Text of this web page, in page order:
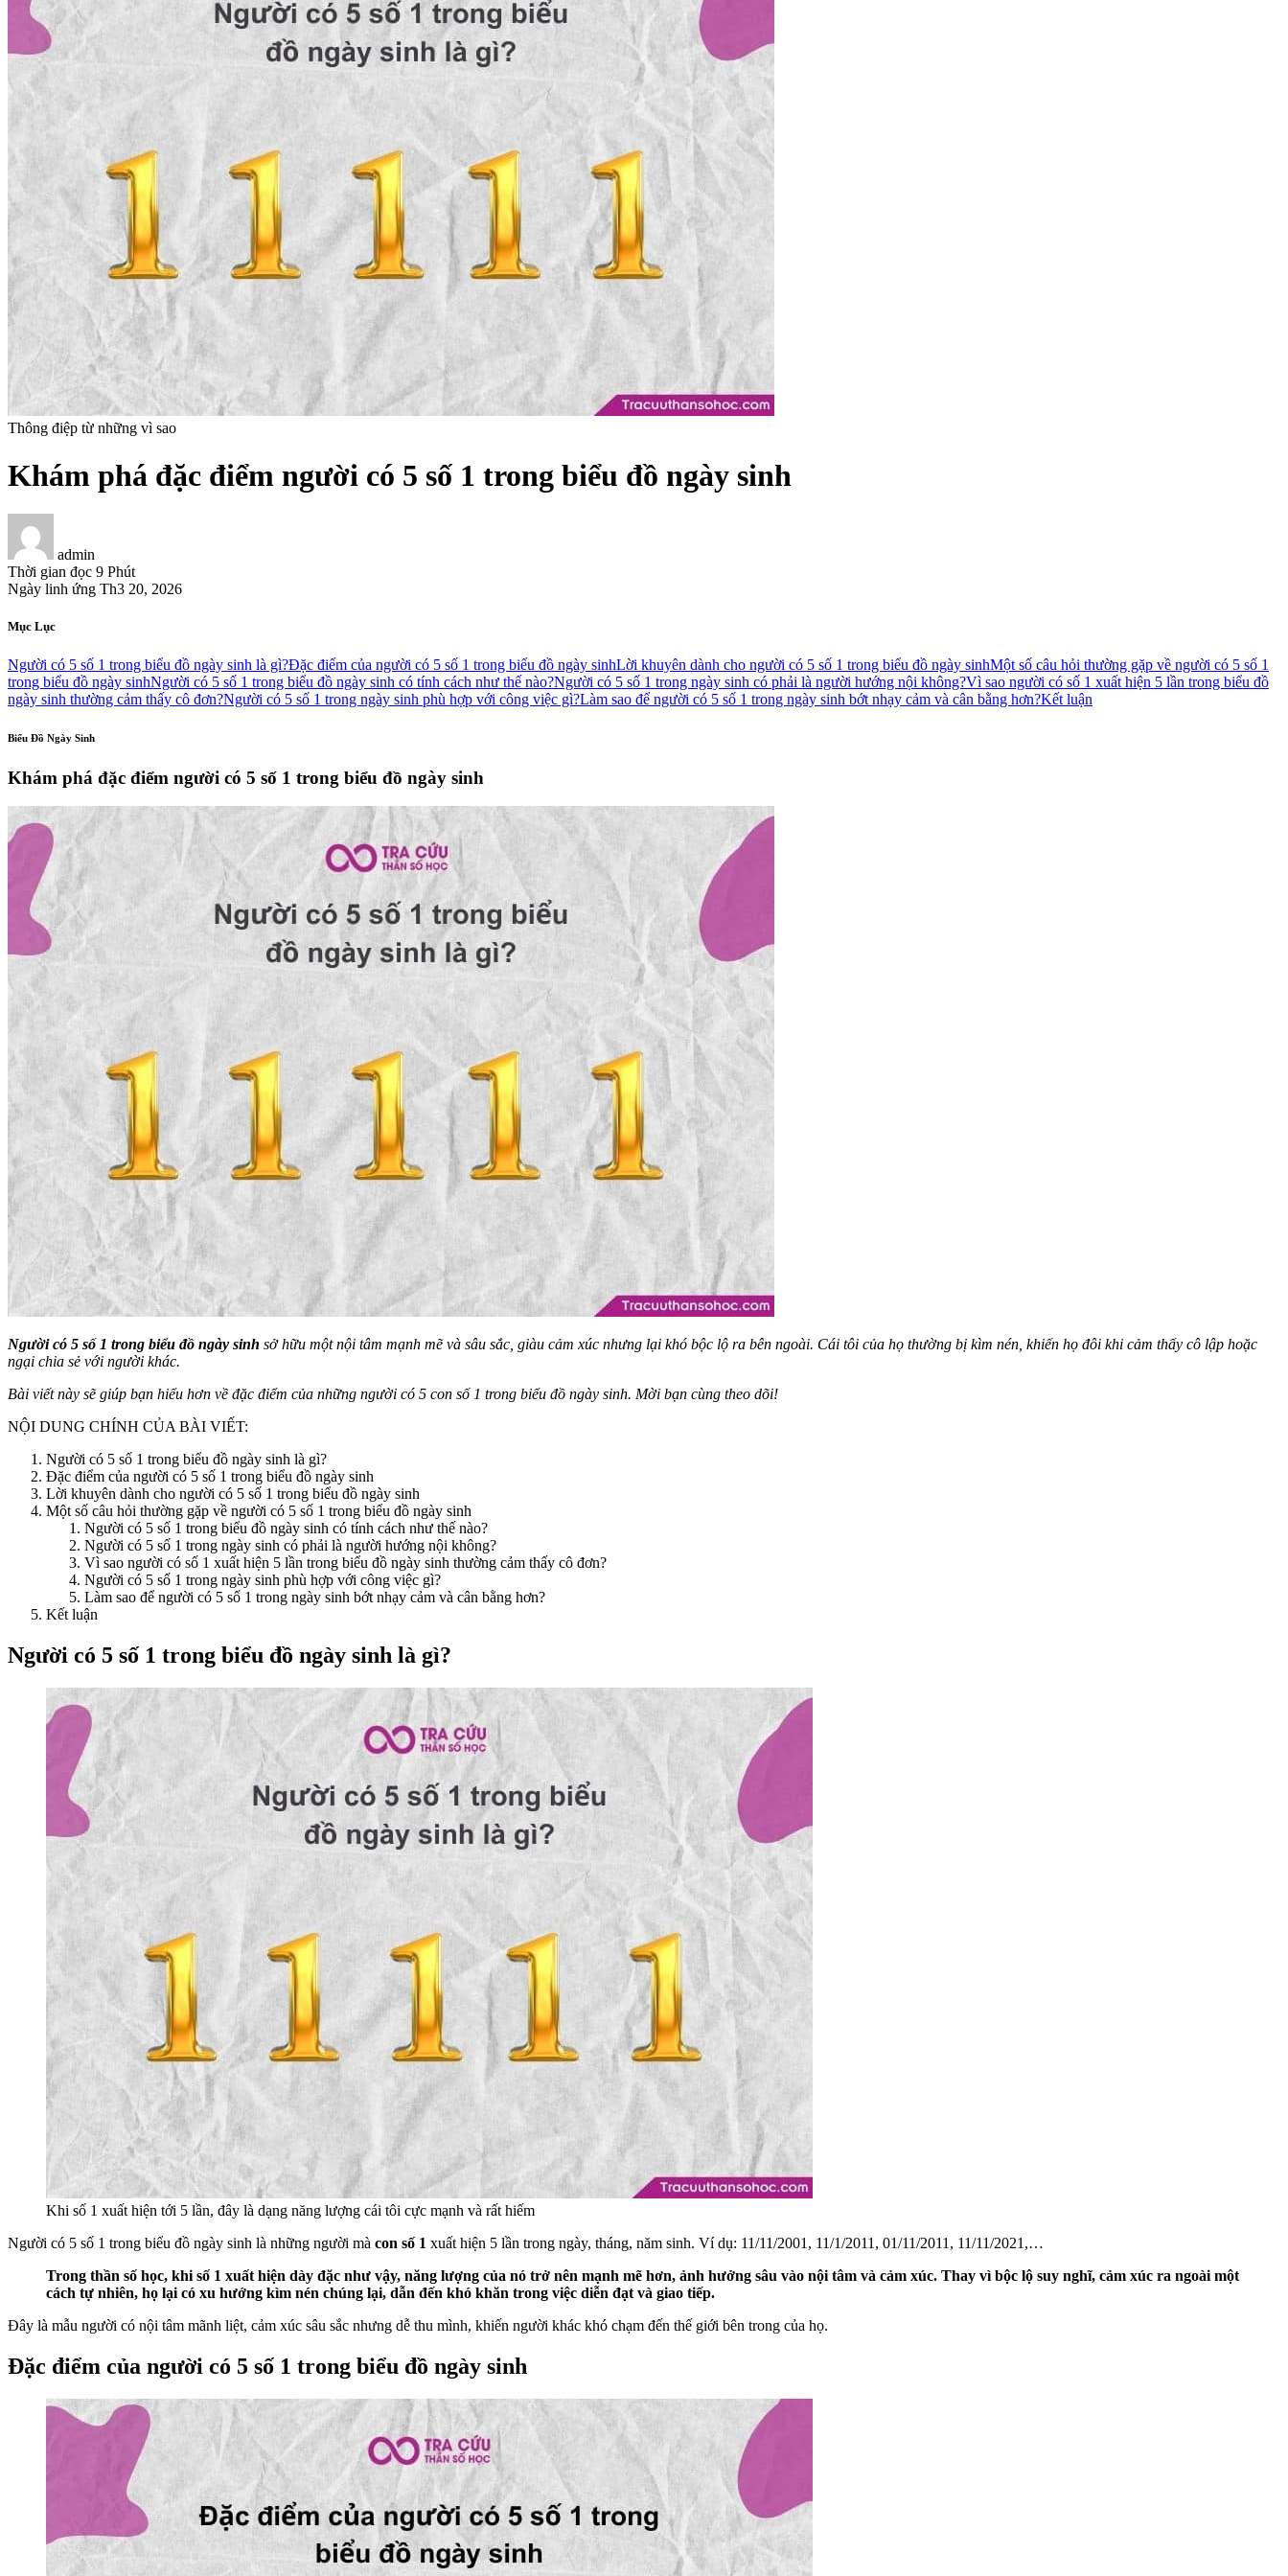
Thông điệp từ những vì sao
Khám phá đặc điểm người có 5 số 1 trong biểu đồ ngày sinh
admin
Thời gian đọc 9 Phút
Ngày linh ứng Th3 20, 2026
Mục Lục
Người có 5 số 1 trong biểu đồ ngày sinh là gì?Đặc điểm của người có 5 số 1 trong biểu đồ ngày sinhLời khuyên dành cho người có 5 số 1 trong biểu đồ ngày sinhMột số câu hỏi thường gặp về người có 5 số 1
trong biểu đồ ngày sinhNgười có 5 số 1 trong biểu đồ ngày sinh có tính cách như thế nào?Người có 5 số 1 trong ngày sinh có phải là người hướng nội không?Vì sao người có số 1 xuất hiện 5 lần trong biểu đồ
ngày sinh thường cảm thấy cô đơn?Người có 5 số 1 trong ngày sinh phù hợp với công việc gì?Làm sao để người có 5 số 1 trong ngày sinh bớt nhạy cảm và cân bằng hơn?Kết luận
Biểu Đồ Ngày Sinh
Khám phá đặc điểm người có 5 số 1 trong biểu đồ ngày sinh
Người có 5 số 1 trong biểu đồ ngày sinh sở hữu một nội tâm mạnh mẽ và sâu sắc, giàu cảm xúc nhưng lại khó bộc lộ ra bên ngoài. Cái tôi của họ thường bị kìm nén, khiến họ đôi khi cảm thấy cô lập hoặc
ngại chia sẻ với người khác.
Bài viết này sẽ giúp bạn hiểu hơn về đặc điểm của những người có 5 con số 1 trong biểu đồ ngày sinh. Mời bạn cùng theo dõi!
NỘI DUNG CHÍNH CỦA BÀI VIẾT:
Người có 5 số 1 trong biểu đồ ngày sinh là gì?
Đặc điểm của người có 5 số 1 trong biểu đồ ngày sinh
Lời khuyên dành cho người có 5 số 1 trong biểu đồ ngày sinh
Một số câu hỏi thường gặp về người có 5 số 1 trong biểu đồ ngày sinh
Người có 5 số 1 trong biểu đồ ngày sinh có tính cách như thế nào?
Người có 5 số 1 trong ngày sinh có phải là người hướng nội không?
Vì sao người có số 1 xuất hiện 5 lần trong biểu đồ ngày sinh thường cảm thấy cô đơn?
Người có 5 số 1 trong ngày sinh phù hợp với công việc gì?
Làm sao để người có 5 số 1 trong ngày sinh bớt nhạy cảm và cân bằng hơn?
Kết luận
Người có 5 số 1 trong biểu đồ ngày sinh là gì?
Khi số 1 xuất hiện tới 5 lần, đây là dạng năng lượng cái tôi cực mạnh và rất hiếm
Người có 5 số 1 trong biểu đồ ngày sinh là những người mà con số 1 xuất hiện 5 lần trong ngày, tháng, năm sinh. Ví dụ: 11/11/2001, 11/1/2011, 01/11/2011, 11/11/2021,…
Trong thần số học, khi số 1 xuất hiện dày đặc như vậy, năng lượng của nó trở nên mạnh mẽ hơn, ảnh hưởng sâu vào nội tâm và cảm xúc. Thay vì bộc lộ suy nghĩ, cảm xúc ra ngoài một
cách tự nhiên, họ lại có xu hướng kìm nén chúng lại, dẫn đến khó khăn trong việc diễn đạt và giao tiếp.
Đây là mẫu người có nội tâm mãnh liệt, cảm xúc sâu sắc nhưng dễ thu mình, khiến người khác khó chạm đến thế giới bên trong của họ.
Đặc điểm của người có 5 số 1 trong biểu đồ ngày sinh